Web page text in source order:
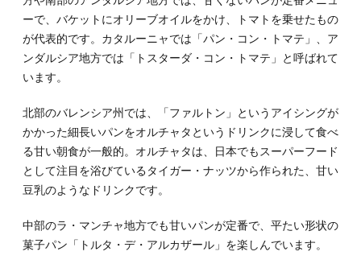
リシャ
3.北
欧の
はん
3.1.
3-1.バ
リエー
ション
お粥が
国民食
のフィ
ーで、バケットにオリーブオイルをかけ、トマトを乗せたもの
が代表的です。カタルーニャでは「パン・コン・トマテ」、ア
ンダルシア地方では「トスターダ・コン・トマテ」と呼ばれて
います。
北部のバレンシア州では、「ファルトン」というアイシングが
かかった細長いパンをオルチャタというドリンクに浸して食べ
る甘い朝食が一般的。オルチャタは、日本でもスーパーフード
として注目を浴びているタイガー・ナッツから作られた、甘い
豆乳のようなドリンクです。
中部のラ・マンチャ地方でも甘いパンが定番で、平たい形状の
菓子パン「トルタ・デ・アルカザール」を楽しんでいます。